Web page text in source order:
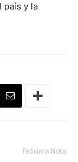
país y la
Próxima Nota